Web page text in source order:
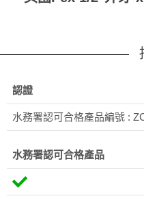
認證
水務署認可合格產品編號 :
水務署認可合格產品